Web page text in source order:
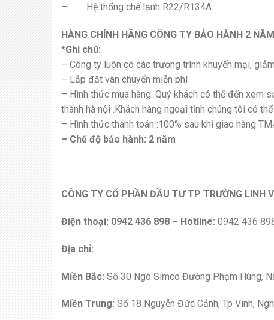
– Hệ thống chế lạnh R22/R134A
HÀNG CHÍNH HÃNG CÔNG TY BẢO HÀNH 2
*Ghi chú:
– Công ty luôn có các trương trình khuyến mại,
– Lắp đăt vân chuyển miễn phí
– Hình thức mua hàng: Quý khách có thể đến
thành hà nội .Khách hàng ngoại tỉnh chúng tôi có
– Hình thức thanh toán :100% sau khi giao hàng
– Chế độ bảo hành: 2 năm
CÔNG TY CỔ PHẦN ĐẦU TƯ TP TRƯỜNG LINH
Điện thoại: 0942 436 898 – Hotline: 0942 436
Địa chỉ:
Miền Bắc: Số 30 Ngõ Simco Đường Phạm Hùng,
Miền Trung: Số 18 Nguyễn Đức Cảnh, Tp Vinh,